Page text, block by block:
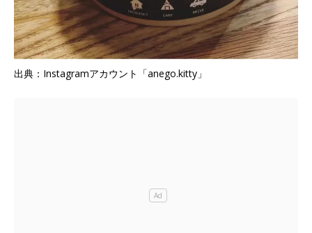
出典：Instagramアカウント「anego.kitty」